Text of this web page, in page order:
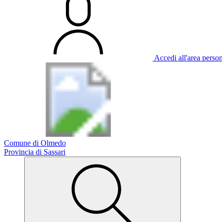
Accedi all'area
Comune di Olmedo
Provincia di Sassari